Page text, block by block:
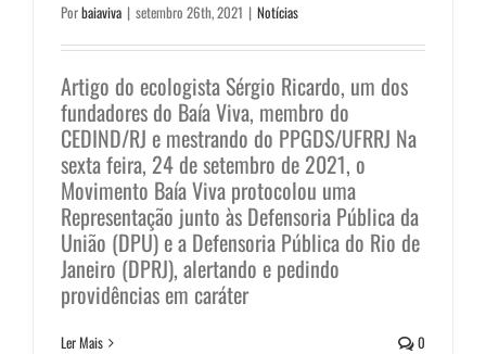
Porbaiaviva | setembro 26th, 2021 | Notícias
Artigo do ecologista Sérgio Ricardo, um dos
fundadores do Baía Viva, membro do
CEDIND/RJ e mestrando do PPGDS/UFRRJ Na
sexta feira, 24 de setembro de 2021, o
Movimento Baía Viva protocolou uma
Representação junto às Defensoria Pública da
União (DPU) e a Defensoria Pública do Rio de
Janeiro (DPRJ), alertando e pedindo
providências em caráter
Ler Mais 0
Não à Cancún brasileira!
Campanhas